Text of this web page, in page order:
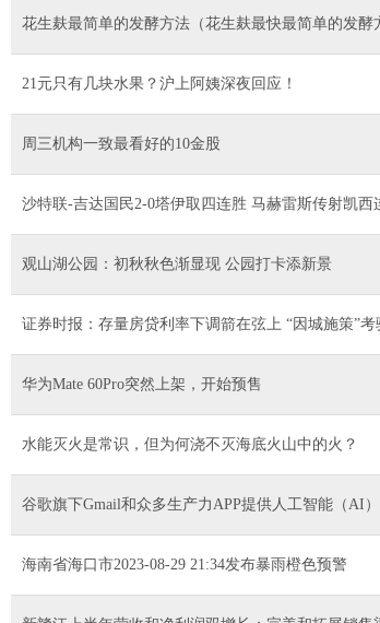
花生麸最简单的发酵方法（花生麸最快最简单的发酵
21元只有几块水果？沪上阿姨深夜回应！
周三机构一致最看好的10金股
沙特联-吉达国民2-0塔伊取四连胜 马赫雷斯传射凯西
观山湖公园：初秋秋色渐显现 公园打卡添新景
证券时报：存量房贷利率下调箭在弦上 “因城施策”
华为Mate 60Pro突然上架，开始预售
水能灭火是常识，但为何浇不灭海底火山中的火？
谷歌旗下Gmail和众多生产力APP提供人工智能（AI
海南省海口市2023-08-29 21:34发布暴雨橙色预警